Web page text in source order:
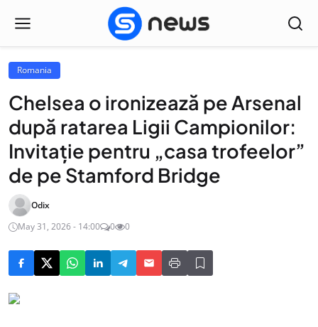
Romania
Chelsea o ironizează pe Arsenal
după ratarea Ligii Campionilor:
Invitație pentru „casa trofeelor”
de pe Stamford Bridge
Odix
May 31, 2026 - 14:00
0 0